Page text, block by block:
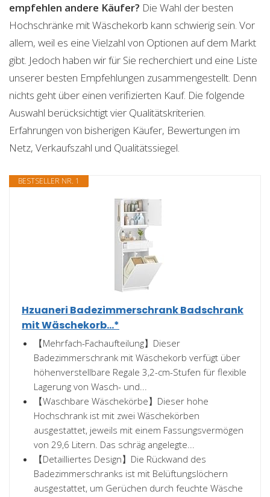
empfehlen andere Käufer? Die Wahl der besten
Hochschränke mit Wäschekorb kann schwierig sein. Vor
allem, weil es eine Vielzahl von Optionen auf dem Markt
gibt. Jedoch haben wir für Sie recherchiert und eine Liste
unserer besten Empfehlungen zusammengestellt. Denn
nichts geht über einen verifizierten Kauf. Die folgende
Auswahl berücksichtigt vier Qualitätskriterien.
Erfahrungen von bisherigen Käufer, Bewertungen im
Netz, Verkaufszahl und Qualitätssiegel.
BESTSELLER NR. 1
Hzuaneri Badezimmerschrank Badschrank
mit Wäschekorb...*
【Mehrfach-Fachaufteilung】Dieser
Badezimmerschrank mit Wäschekorb verfügt über
höhenverstellbare Regale 3,2-cm-Stufen für flexible
Lagerung von Wasch- und...
【Waschbare Wäschekörbe】Dieser hohe
Hochschrank ist mit zwei Wäschekörben
ausgestattet, jeweils mit einem Fassungsvermögen
von 29,6 Litern. Das schräg angelegte...
【Detailliertes Design】Die Rückwand des
Badezimmerschranks ist mit Belüftungslöchern
ausgestattet, um Gerüchen durch feuchte Wäsche